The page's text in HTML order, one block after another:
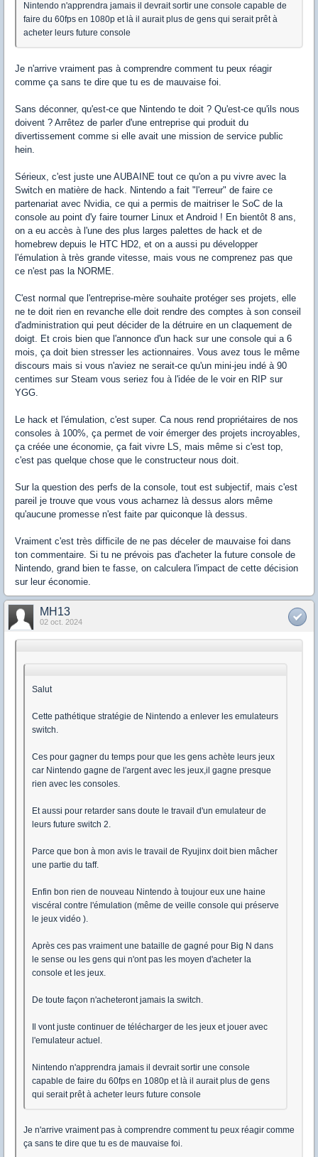
Nintendo n'apprendra jamais il devrait sortir une console capable de
faire du 60fps en 1080p et là il aurait plus de gens qui serait prêt à
acheter leurs future console
Je n'arrive vraiment pas à comprendre comment tu peux réagir
comme ça sans te dire que tu es de mauvaise foi.
Sans déconner, qu'est-ce que Nintendo te doit ? Qu'est-ce qu'ils nous
doivent ? Arrêtez de parler d'une entreprise qui produit du
divertissement comme si elle avait une mission de service public
hein.
Sérieux, c'est juste une AUBAINE tout ce qu'on a pu vivre avec la
Switch en matière de hack. Nintendo a fait "l'erreur" de faire ce
partenariat avec Nvidia, ce qui a permis de maitriser le SoC de la
console au point d'y faire tourner Linux et Android ! En bientôt 8 ans,
on a eu accès à l'une des plus larges palettes de hack et de
homebrew depuis le HTC HD2, et on a aussi pu développer
l'émulation à très grande vitesse, mais vous ne comprenez pas que
ce n'est pas la NORME.
C'est normal que l'entreprise-mère souhaite protéger ses projets, elle
ne te doit rien en revanche elle doit rendre des comptes à son conseil
d'administration qui peut décider de la détruire en un claquement de
doigt. Et crois bien que l'annonce d'un hack sur une console qui a 6
mois, ça doit bien stresser les actionnaires. Vous avez tous le même
discours mais si vous n'aviez ne serait-ce qu'un mini-jeu indé à 90
centimes sur Steam vous seriez fou à l'idée de le voir en RIP sur
YGG.
Le hack et l'émulation, c'est super. Ca nous rend propriétaires de nos
consoles à 100%, ça permet de voir émerger des projets incroyables,
ça créée une économie, ça fait vivre LS, mais même si c'est top,
c'est pas quelque chose que le constructeur nous doit.
Sur la question des perfs de la console, tout est subjectif, mais c'est
pareil je trouve que vous vous acharnez là dessus alors même
qu'aucune promesse n'est faite par quiconque là dessus.
Vraiment c'est très difficile de ne pas déceler de mauvaise foi dans
ton commentaire. Si tu ne prévois pas d'acheter la future console de
Nintendo, grand bien te fasse, on calculera l'impact de cette décision
sur leur économie.
MH13
02 oct. 2024
Salut
Cette pathétique stratégie de Nintendo a enlever les emulateurs
switch.
Ces pour gagner du temps pour que les gens achète leurs jeux
car Nintendo gagne de l'argent avec les jeux,il gagne presque
rien avec les consoles.
Et aussi pour retarder sans doute le travail d'un emulateur de
leurs future switch 2.
Parce que bon à mon avis le travail de Ryujinx doit bien mâcher
une partie du taff.
Enfin bon rien de nouveau Nintendo à toujour eux une haine
viscéral contre l'émulation (même de veille console qui préserve
le jeux vidéo ).
Après ces pas vraiment une bataille de gagné pour Big N dans
le sense ou les gens qui n'ont pas les moyen d'acheter la
console et les jeux.
De toute façon n'acheteront jamais la switch.
Il vont juste continuer de télécharger de les jeux et jouer avec
l'emulateur actuel.
Nintendo n'apprendra jamais il devrait sortir une console
capable de faire du 60fps en 1080p et là il aurait plus de gens
qui serait prêt à acheter leurs future console
Je n'arrive vraiment pas à comprendre comment tu peux réagir comme
ça sans te dire que tu es de mauvaise foi.